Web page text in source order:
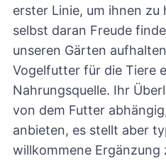
erster Linie, um ihnen zu
selbst daran Freude
unseren Gärten
Vogelfutter für die Tiere
Nahrungsquelle. Ihr
von dem Futter
anbieten, es stellt aber
willkommene Ergänzung